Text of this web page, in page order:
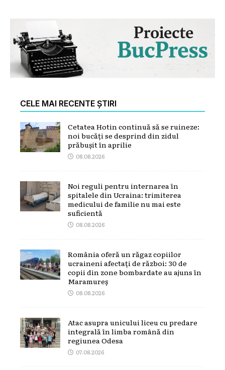
CELE MAI RECENTE ȘTIRI
Cetatea Hotin continuă să se ruineze:
noi bucăți se desprind din zidul
prăbușit în aprilie
08.08.2026
Noi reguli pentru internarea în
spitalele din Ucraina: trimiterea
medicului de familie nu mai este
suficientă
08.08.2026
România oferă un răgaz copiilor
ucraineni afectați de război: 30 de
copii din zone bombardate au ajuns în
Maramureș
08.08.2026
Atac asupra unicului liceu cu predare
integrală în limba română din
regiunea Odesa
07.08.2026